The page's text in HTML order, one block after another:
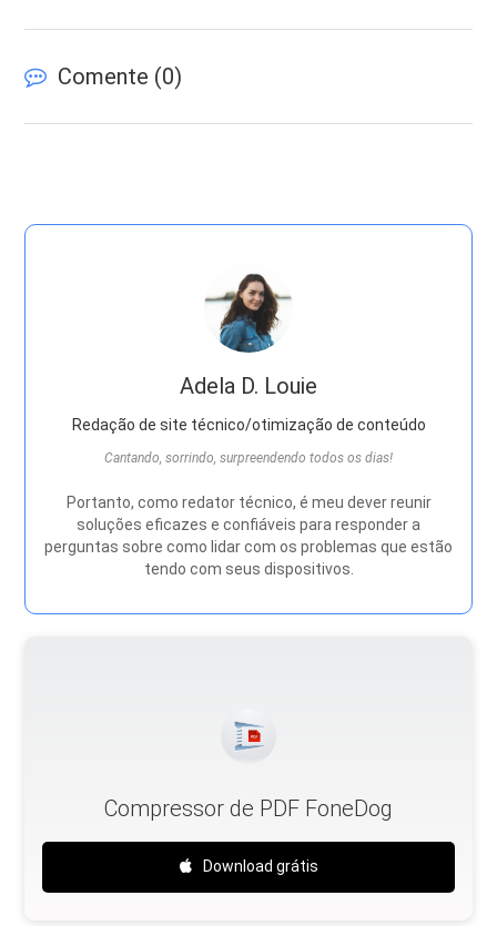
Comente (0)
Adela D. Louie
Redação de site técnico/otimização de conteúdo
Cantando, sorrindo, surpreendendo todos os dias!
Portanto, como redator técnico, é meu dever reunir
soluções eficazes e confiáveis ​​para responder a
perguntas sobre como lidar com os problemas que estão
tendo com seus dispositivos.
Compressor de PDF FoneDog
Download grátis